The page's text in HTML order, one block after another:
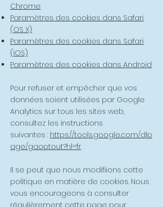
Chrome
Paramètres des cookies dans Safari
(OS X)
Paramètres des cookies dans Safari
(iOS)
Paramètres des cookies dans Android
Pour refuser et empêcher que vos
données soient utilisées par Google
Analytics sur tous les sites web,
consultez les instructions
suivantes : https://tools.google.com/dlp
age/gaoptout?hl=fr.
Il se peut que nous modifiions cette
politique en matière de cookies. Nous
vous encourageons à consulter
régulièrement cette page pour